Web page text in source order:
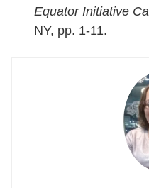
Equator Initiative
NY, pp. 1-11.